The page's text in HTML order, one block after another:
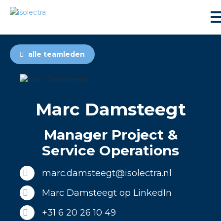
alle teamleden
Marc Damsteegt
Manager Project &
Service Operations
marc.damsteegt@isolectra.nl
Marc Damsteegt op LinkedIn
+31 6 20 26 10 49